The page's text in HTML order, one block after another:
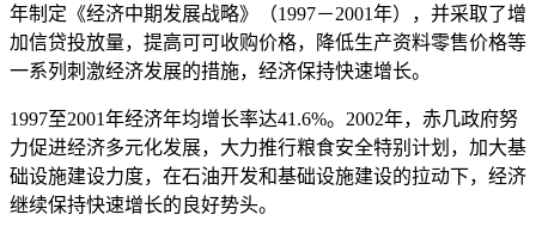
年制定《经济中期发展战略》（1997－2001年），并采取了增
加信贷投放量，提高可可收购价格，降低生产资料零售价格等
一系列刺激经济发展的措施，经济保持快速增长。
1997至2001年经济年均增长率达41.6%。2002年，赤几政府努
力促进经济多元化发展，大力推行粮食安全特别计划，加大基
础设施建设力度，在石油开发和基础设施建设的拉动下，经济
继续保持快速增长的良好势头。